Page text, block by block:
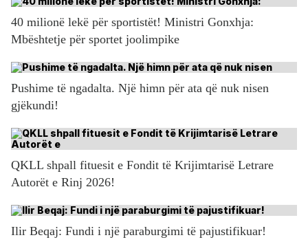
40 milionë lekë për sportistët! Ministri Gonxhja:
Mbështetje për sportet joolimpike
Pushime të ngadalta. Një himn për ata që nuk nisen
gjëkundi!
QKLL shpall fituesit e Fondit të Krijimtarisë Letrare
Autorët e Rinj 2026!
Ilir Beqaj: Fundi i një paraburgimi të pajustifikuar!